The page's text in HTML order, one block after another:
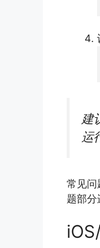
建
运
常见问
题部分